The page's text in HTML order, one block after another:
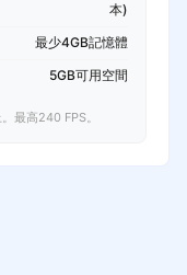
本)
最少4GB記憶體
5GB可用空間
最高240 FPS。